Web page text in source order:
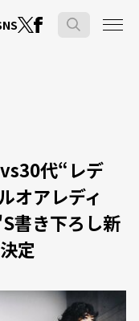
代“レデ
オアレディ
書き下ろし新
定